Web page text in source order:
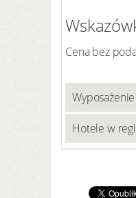
Cena bez
Wyposażenie
Hotele w